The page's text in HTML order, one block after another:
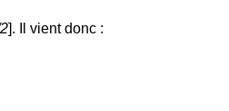
]. Il vient donc :